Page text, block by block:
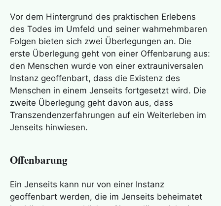
Vor dem Hintergrund des praktischen Erlebens
des Todes im Umfeld und seiner wahrnehmbaren
Folgen bieten sich zwei Überlegungen an. Die
erste Überlegung geht von einer Offenbarung aus:
den Menschen wurde von einer extrauniversalen
Instanz geoffenbart, dass die Existenz des
Menschen in einem Jenseits fortgesetzt wird. Die
zweite Überlegung geht davon aus, dass
Transzendenzerfahrungen auf ein Weiterleben im
Jenseits hinwiesen.
Offenbarung
Ein Jenseits kann nur von einer Instanz
geoffenbart werden, die im Jenseits beheimatet